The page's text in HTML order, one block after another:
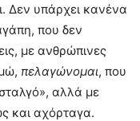
Δεν υπάρχει κανένα
που δεν
με ανθρώπινες
πελαγώνομαι, που
αλλά με
και αχόρταγα.